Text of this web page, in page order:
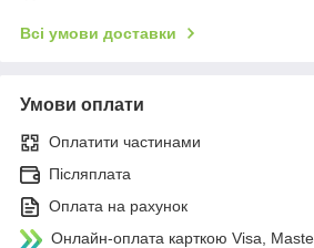
Всі умови доставки
Умови оплати
Оплатити частинами
Післяплата
Оплата на рахунок
Онлайн-оплата карткою Visa,